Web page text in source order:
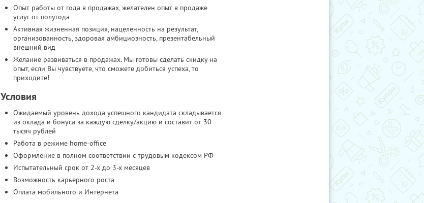
Опыт работы от года в продажах, желателен опыт в продаже
услуг от полугода
Активная жизненная позиция, нацеленность на результат,
организованность, здоровая амбициозность, презентабельный
внешний вид
Желание развиваться в продажах. Мы готовы сделать скидку на
опыт, если Вы чувствуете, что сможете добиться успеха, то
приходите!
Условия
Ожидаемый уровень дохода успешного кандидата складывается
из оклада и бонуса за каждую сделку/акцию и составит от 30
тысяч рублей
Работа в режиме home-office
Оформление в полном соответствии с трудовым кодексом РФ
Испытательный срок от 2-х до 3-х месяцев
Возможность карьерного роста
Оплата мобильного и Интернета